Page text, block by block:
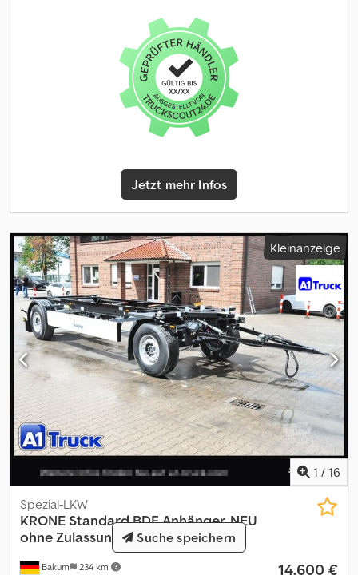
Jetzt mehr Infos
Kleinanzeige
1 / 16
Bakum 234 km
Spezial-LKW
KRONE Standard BDF Anhänger, NEU
ohne Zulassung, sofort
14.600 €
Suche speichern